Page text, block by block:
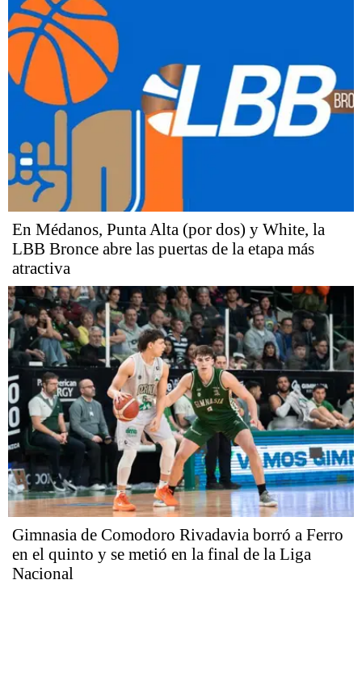
En Médanos, Punta Alta (por dos) y White, la
LBB Bronce abre las puertas de la etapa más
atractiva
Gimnasia de Comodoro Rivadavia borró a Ferro
en el quinto y se metió en la final de la Liga
Nacional